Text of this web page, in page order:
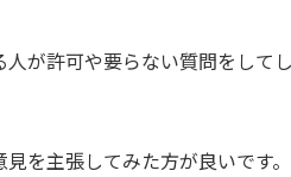
が許可や要らない質問をして
を主張してみた方が良いです。